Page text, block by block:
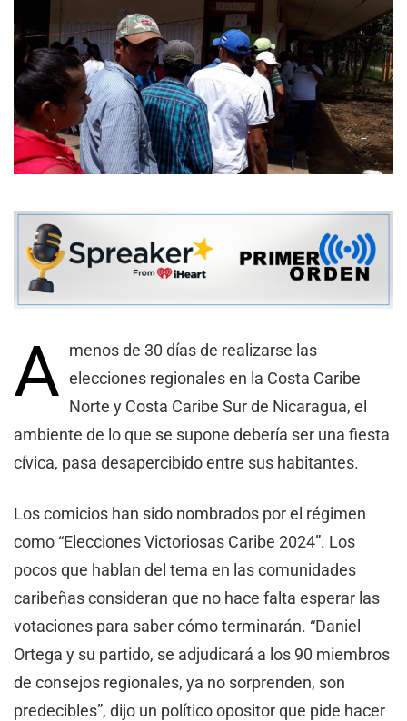
A menos de 30 días de realizarse las
elecciones regionales en la Costa Caribe
Norte y Costa Caribe Sur de Nicaragua, el
ambiente de lo que se supone debería ser una fiesta
cívica, pasa desapercibido entre sus habitantes.
Los comicios han sido nombrados por el régimen
como “Elecciones Victoriosas Caribe 2024”. Los
pocos que hablan del tema en las comunidades
caribeñas consideran que no hace falta esperar las
votaciones para saber cómo terminarán. “Daniel
Ortega y su partido, se adjudicará a los 90 miembros
de consejos regionales, ya no sorprenden, son
predecibles”, dijo un político opositor que pide hacer